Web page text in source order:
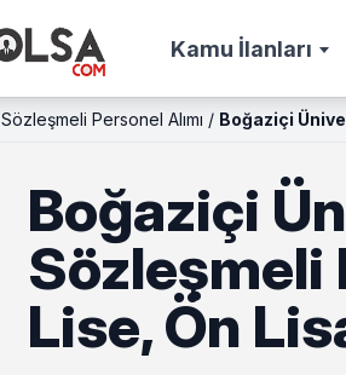
Kamu İlanları
Sözleşmeli Personel Alımı / Boğaziçi
Boğaziçi
Sözleşmeli
Lise, Ön